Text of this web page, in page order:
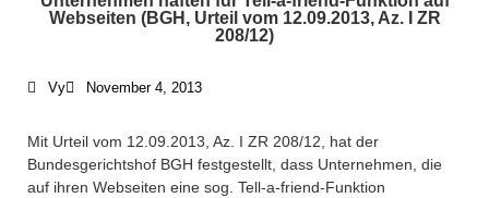
Webseiten (BGH, Urteil vom 12.09.2013, Az. I ZR
208/12)
Vy November 4, 2013
Mit Urteil vom 12.09.2013, Az. I ZR 208/12, hat der
Bundesgerichtshof BGH festgestellt, dass Unternehmen, die
auf ihren Webseiten eine sog. Tell-a-friend-Funktion
Where To Find Us /
+49 30 5156599-80
office@verweyen.legal